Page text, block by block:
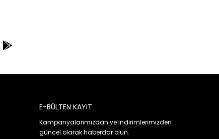
E-BÜLTEN KAYIT
Kampanyalarımızdan ve indirimlerimizden
güncel olarak haberdar olun.